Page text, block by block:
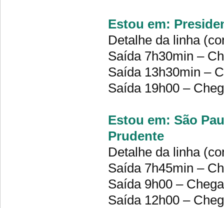
Estou em:
Detalhe da linha
Saída 7h30min –
Saída 13h30min –
Saída 19h00 –
Estou em: São
Prudente
Detalhe da linha
Saída 7h45min –
Saída 9h00 –
Saída 12h00 –